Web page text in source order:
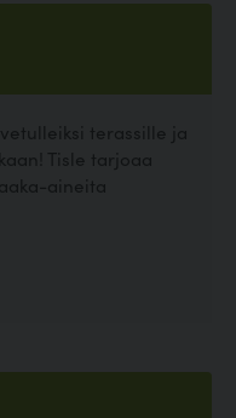
terassille ja
Tisle tarjoaa
aineita